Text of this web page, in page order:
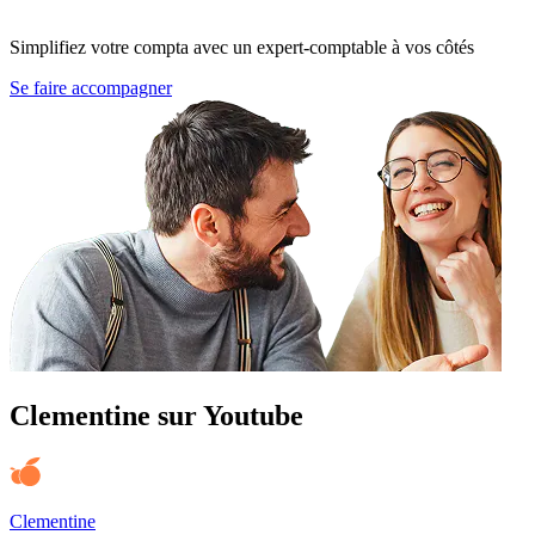
Simplifiez votre compta avec un expert-comptable à vos côtés
Se faire accompagner
Clementine sur Youtube
Clementine